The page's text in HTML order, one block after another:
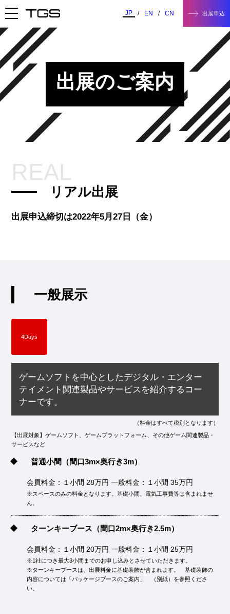
JP / EN / CN 出展申込
出展のご案内
REAL
リアル出展
出展申込締切は2022年5月27日（金）
一般展示
4Days
ゲームソフトを中心としたデジタル・エンター
テイメント関連製品やサービスを紹介するコー
ナーです。
（料金はすべて税別となります）
【出展対象】ゲームソフト、ゲームプラットフォーム、その他ゲーム関連製品・
サービスなど
普通小間 （間口3m×奥行き3m）
会員料金：１小間 28万円 一般料金：１小間 35万円
※スペースのみの料金となります。基礎小間、電気工事費等は含まれませ
ん。
ターンキーブース （間口2m×奥行き2.5m）
会員料金：１小間 20万円 一般料金：１小間 25万円
※1社につき最大3小間までのお申し込みとさせていただきます。
※ターンキーブースは、出展料金に基礎装飾が含まれます。 基礎装飾の
内容については「パッケージブースのご案内」 （別紙）を参照くださ
い。